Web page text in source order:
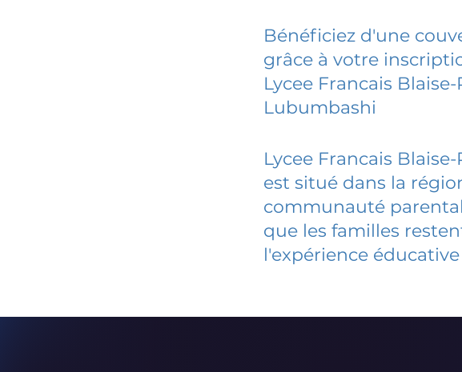
Bénéficiez d'une
grâce à votre
Lycee Francais
Lubumbashi
Lycee Francais
est situé dans la
communauté
que les familles
l'expérience